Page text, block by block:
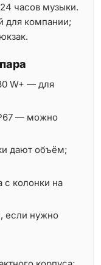
часов музыки.
для компании;
W+ — для
— можно
дают объём;
с колонки на
если нужно